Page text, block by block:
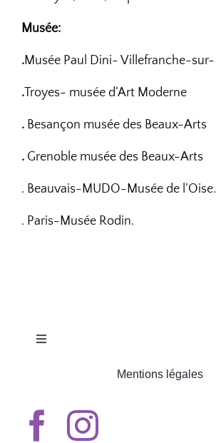
Musée:
.Musée Paul Dini- Villefranche-sur-
.Troyes- musée d’Art Moderne
. Besançon musée des Beaux-Arts
. Grenoble musée des Beaux-Arts
. Beauvais-MUDO-Musée de l’Oise.
. Paris-Musée Rodin.
Toggle
QUI SOMMES-NOUS
Mentions légales